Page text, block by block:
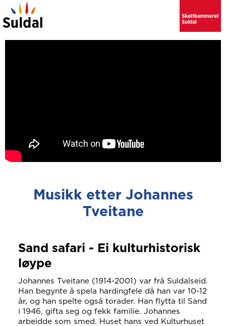
Musikk etter Johannes
Tveitane
Sand safari - Ei kulturhistorisk
løype
Johannes Tveitane (1914-2001) var frå Suldalseid.
Han begynte å spela hardingfele då han var 10-12
år, og han spelte også torader. Han flytta til Sand
i 1946, gifta seg og fekk familie. Johannes
arbeidde som smed. Huset hans ved Kulturhuset